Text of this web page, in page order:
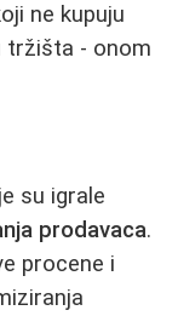
ne kupuju
tržišta - onom
su igrale
prodavaca.
procene i